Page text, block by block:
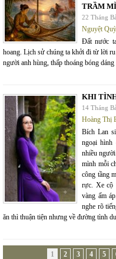
TRẦM
22 Tháng
Nguyệt
Đất nước
hoang. Lịch sử chúng ta khởi đi từ lời
người anh hùng, thấp thoáng bóng
KHI
14 Tháng
Hoàng Thị
Bích Lan
ngoại
nhiều
mình mỗi
công tầng
rực. Xe cộ
vàng ấm
nghe rõ
ăn thì thuận tiện nhưng về đường tình
1 2 3 4 5